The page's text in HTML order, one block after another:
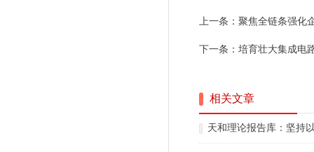
上一条： 聚焦全链条强化
下一条： 培育壮大集成电
相关文章
天和理论报告库：坚持